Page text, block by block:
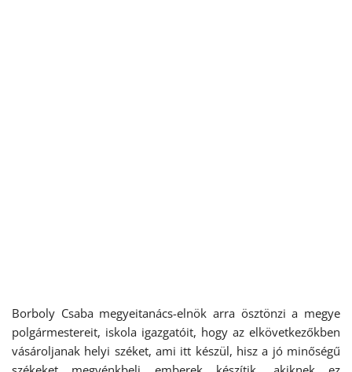
Borboly Csaba megyeitanács-elnök arra ösztönzi a megye
polgármestereit, iskola igazgatóit, hogy az elkövetkezőkben
vásároljanak helyi széket, ami itt készül, hisz a jó minőségű